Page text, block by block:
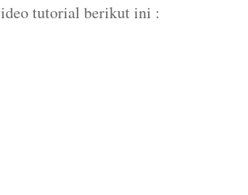
tutorial berikut ini :